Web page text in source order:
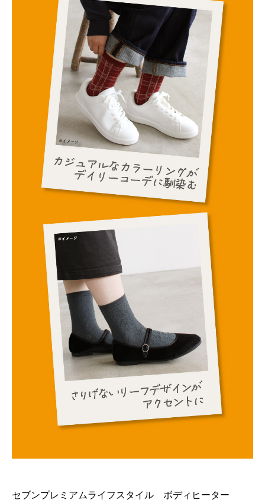
セブンプレミアムライフスタイル ボディヒーター